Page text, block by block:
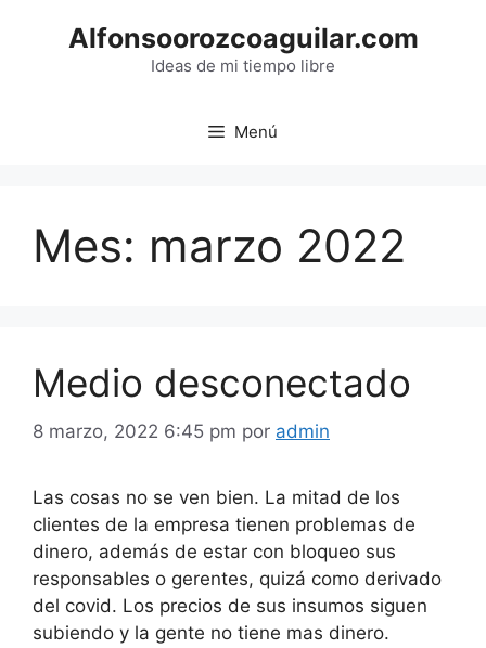
Alfonsoorozcoaguilar.com
Ideas de mi tiempo libre
Menú
Mes: marzo 2022
Medio desconectado
8 marzo, 2022 6:45 pm por admin
Las cosas no se ven bien. La mitad de los
clientes de la empresa tienen problemas de
dinero, además de estar con bloqueo sus
responsables o gerentes, quizá como derivado
del covid. Los precios de sus insumos siguen
subiendo y la gente no tiene mas dinero.